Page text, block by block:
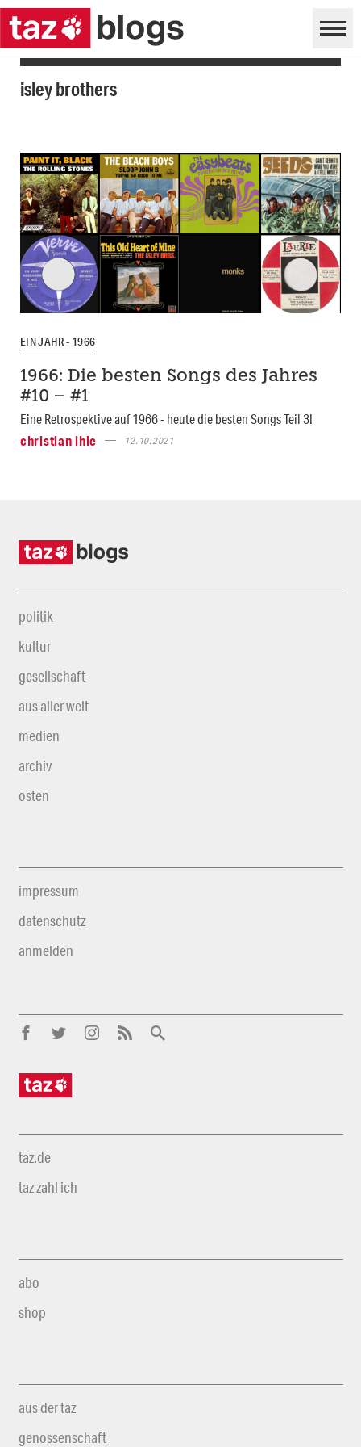
isley brothers
EIN JAHR - 1966
1966: Die besten Songs des Jahres
#10 – #1
Eine Retrospektive auf 1966 - heute die besten Songs Teil 3!
christian ihle
12.10.2021
politik
kultur
gesellschaft
aus aller welt
medien
archiv
osten
impressum
datenschutz
anmelden
taz.de
taz zahl ich
abo
shop
aus der taz
genossenschaft